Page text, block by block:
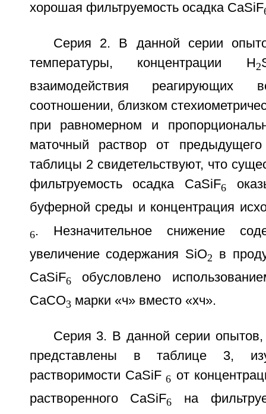
хорошая фильтруемость осадка CaSiF
Серия 2. В данной серии
температуры, концентрации H2
взаимодействия
соотношении, близком
при равномерном и
маточный раствор от
таблицы 2 свидетельствуют, что
фильтруемость осадка CaSiF6
буферной среды и концентрация
6. Незначительное снижение
увеличение содержания SiO2
в
CaSiF6 обусловлено
CaCO3 марки «ч» вместо «хч».
Серия 3. В данной серии опытов,
представлены в таблице 3,
растворимости CaSiF6 от
растворенного CaSiF6
на